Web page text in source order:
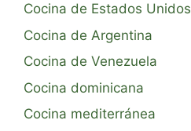
Cocina de Estados Unidos
Cocina de Argentina
Cocina de Venezuela
Cocina dominicana
Cocina mediterránea